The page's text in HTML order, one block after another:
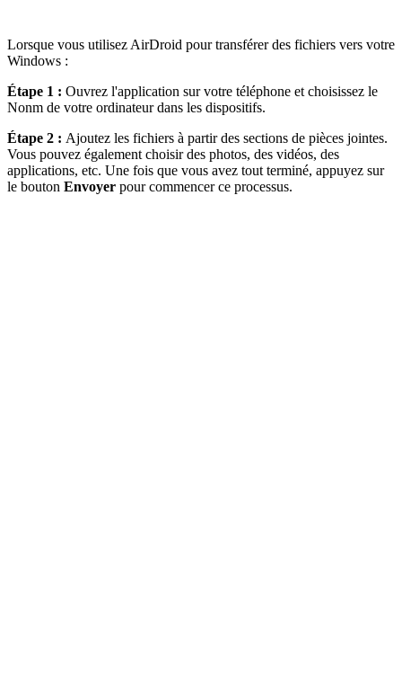
Lorsque vous utilisez AirDroid pour transférer des fichiers vers votre
Windows :
Étape 1 : Ouvrez l'application sur votre téléphone et choisissez le
Nonm de votre ordinateur dans les dispositifs.
Étape 2 : Ajoutez les fichiers à partir des sections de pièces jointes.
Vous pouvez également choisir des photos, des vidéos, des
applications, etc. Une fois que vous avez tout terminé, appuyez sur
le bouton Envoyer pour commencer ce processus.